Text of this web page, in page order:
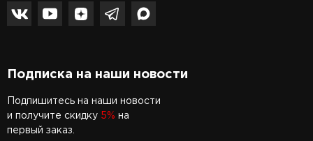
Подписка на наши новости
Подпишитесь на наши новости
и получите скидку 5% на
первый заказ.